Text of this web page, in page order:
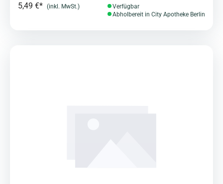
5,49 €* (inkl. MwSt.)
Verfügbar
Abholbereit in City Apotheke Berlin